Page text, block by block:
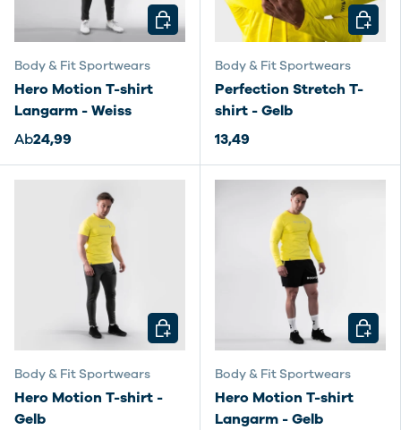
Body & Fit Sportwears
Hero Motion T-shirt
Langarm - Weiss
Ab24,99
OPTIONEN AUSWÄHLEN
Body & Fit Sportwears
Perfection Stretch T-
shirt - Gelb
13,49
Body & Fit Sportwears
Hero Motion T-shirt -
Gelb
OPTIONEN AUSWÄHLEN
Body & Fit Sportwears
Hero Motion T-shirt
Langarm - Gelb